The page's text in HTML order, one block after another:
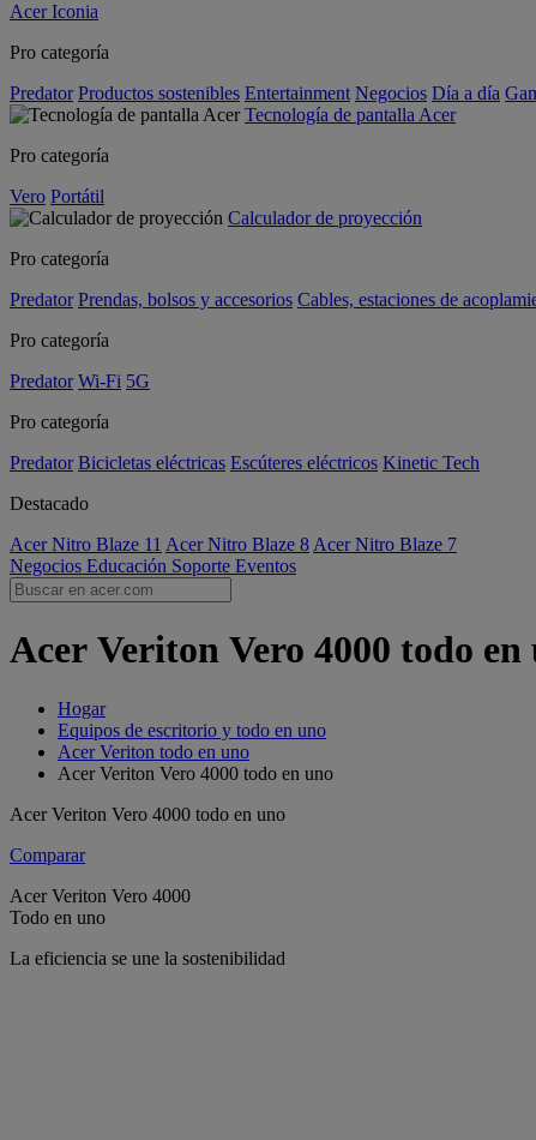
Acer Iconia
Pro categoría
Predator Productos sostenibles Entertainment Negocios Día a día
Tecnología de pantalla Acer
Pro categoría
Vero Portátil
Calculador de proyección
Pro categoría
Predator Prendas, bolsos y accesorios Cables, estaciones de
Pro categoría
Predator Wi-Fi 5G
Pro categoría
Predator Bicicletas eléctricas Escúteres eléctricos Kinetic Tech
Destacado
Acer Nitro Blaze 11 Acer Nitro Blaze 8 Acer Nitro Blaze 7
Negocios Educación Soporte Eventos
Acer Veriton Vero 4000 todo
Hogar
Equipos de escritorio y todo en uno
Acer Veriton todo en uno
Acer Veriton Vero 4000 todo en uno
Acer Veriton Vero 4000 todo en uno
Comparar
Acer Veriton Vero 4000
Todo en uno
La eficiencia se une la sostenibilidad